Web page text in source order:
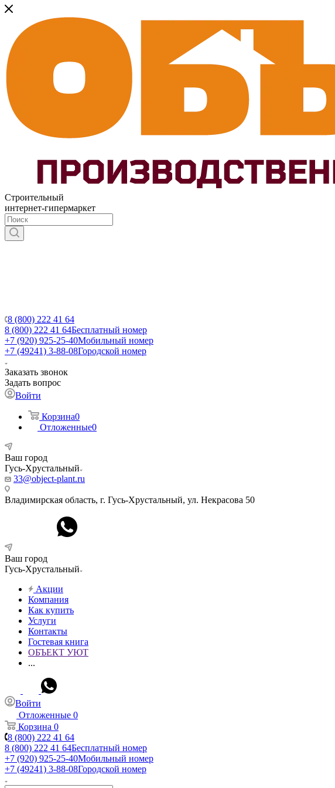
Строительный
интернет-гипермаркет
8 (800) 222 41 64
8 (800) 222 41 64Бесплатный номер
+7 (920) 925-25-40Мобильный номер
+7 (49241) 3-88-08Городской номер
Заказать звонок
Задать вопрос
Войти
Корзина0
Отложенные0
Ваш город
Гусь-Хрустальный
33@object-plant.ru
Владимирская область, г. Гусь-Хрустальный, ул. Некрасова 50
Ваш город
Гусь-Хрустальный
Акции
Компания
Как купить
Услуги
Контакты
Гостевая книга
ОБЪЕКТ УЮТ
...
Войти
Отложенные 0
Корзина 0
8 (800) 222 41 64
8 (800) 222 41 64Бесплатный номер
+7 (920) 925-25-40Мобильный номер
+7 (49241) 3-88-08Городской номер